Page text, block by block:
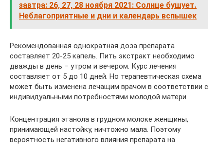
завтра: 26, 27, 28 ноября 2021: Солнце бушует.
Неблагоприятные и дни и календарь вспышек
Рекомендованная однократная доза препарата
составляет 20-25 капель. Пить экстракт необходимо
дважды в день – утром и вечером. Курс лечения
составляет от 5 до 10 дней. Но терапевтическая схема
может быть изменена лечащим врачом в соответствии с
индивидуальными потребностями молодой матери.
Концентрация этанола в грудном молоке женщины,
принимающей настойку, ничтожно мала. Поэтому
вероятность негативного влияния препарата на